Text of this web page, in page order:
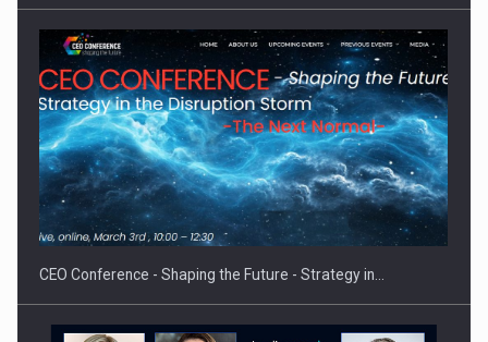
Hard Enduro Piatra Craiului 2026, fueled by benzinariile RO…
CEO Conference - Shaping the Future - Strategy in…